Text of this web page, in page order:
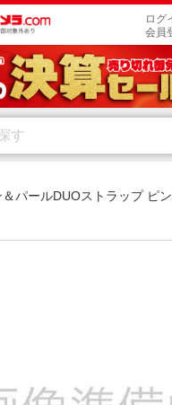
ログ
会員
パールDUOストラップ ピ